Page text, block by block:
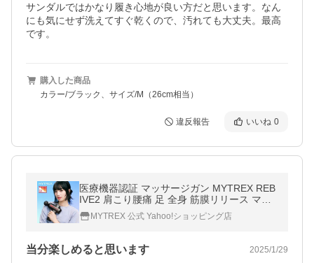
サンダルではかなり履き心地が良い方だと思います。なん
にも気にせず洗えてすぐ乾くので、汚れても大丈夫。最高
です。
購入した商品
カラー/ブラック、サイズ/M（26cm相当）
違反報告 いいね 0
医療機器認証 マッサージガン MYTREX REB
IVE2 肩こり腰痛 足 全身 筋膜リリース マッ
サージ機 ハンディガン 爆買
MYTREX 公式 Yahoo!ショッピング店
当分楽しめると思います 2025/1/29